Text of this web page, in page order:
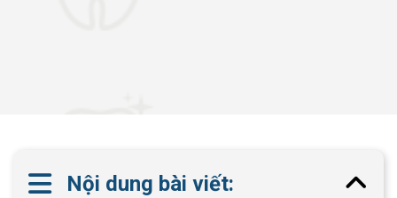
Nội dung bài viết: